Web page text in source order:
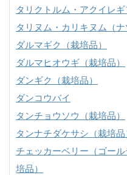
タリクトルム・アクイレギ
タリヌム・カリキヌム（ナ
ダルマギク（栽培品）
ダルマヒオウギ（栽培品）
ダンギク（栽培品）
ダンコウバイ
タンチョウソウ（栽培品）
タンナチダケサシ（栽培品
チェッカーベリー（ゴー
培品）